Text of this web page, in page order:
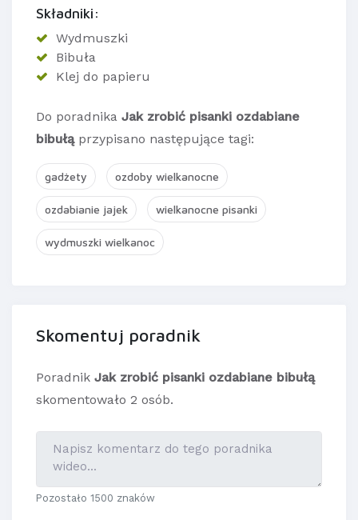
Składniki:
Wydmuszki
Bibuła
Klej do papieru
Do poradnika Jak zrobić pisanki ozdabiane
bibułąprzypisano następujące tagi:
gadżety ozdoby wielkanocne
ozdabianie jajek wielkanocne pisanki
wydmuszki wielkanoc
Skomentuj poradnik
Poradnik Jak zrobić pisanki ozdabiane bibułą
skomentowało 2 osób.
Pozostało 1500 znaków